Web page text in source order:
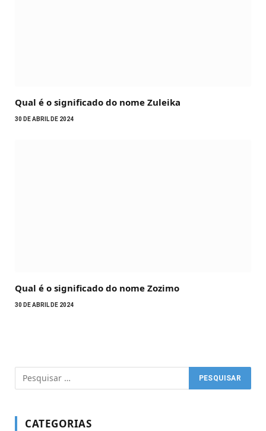
Qual é o significado do nome Zuleika
30 DE ABRIL DE 2024
Qual é o significado do nome Zozimo
30 DE ABRIL DE 2024
CATEGORIAS